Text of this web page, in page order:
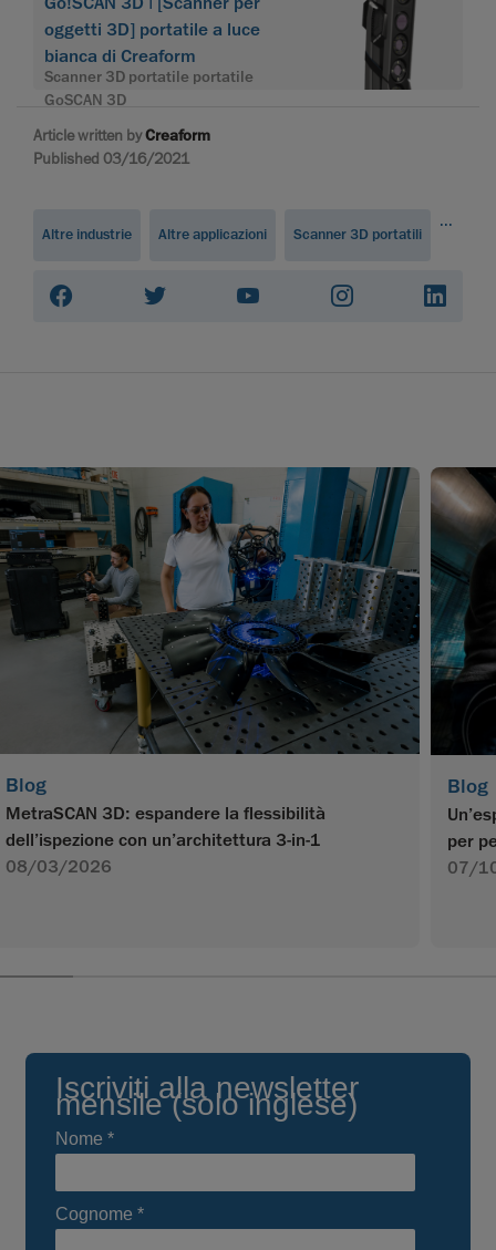
oggetti 3D] portatile a luce
bianca di Creaform
Scanner 3D portatile portatile
GoSCAN 3D
Article written byCreaform
Published 03/16/2021
Altre industrie Altre applicazioni Scanner 3D portatili
...
Blog
MetraSCAN 3D: espandere la flessibilità
dell’ispezione con un’architettura 3-in-1
08/03/2026
Blog
per
07/